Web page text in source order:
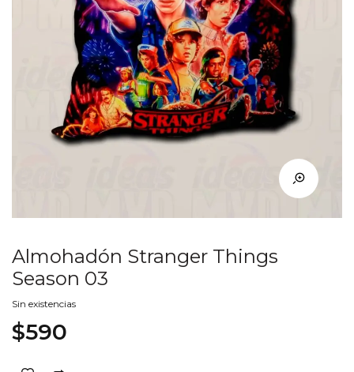
Almohadón Stranger Things
Season 03
Sin existencias
$590